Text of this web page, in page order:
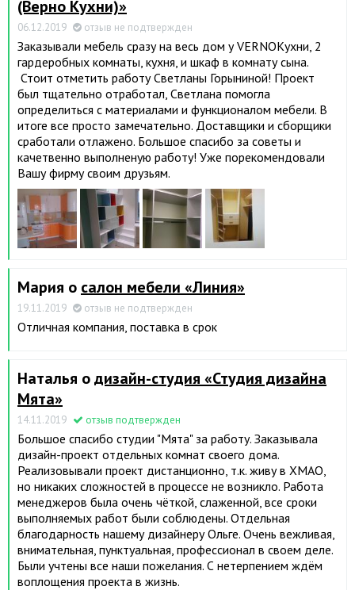
(Верно Кухни)»
06.12.2019 отзыв не подтвержден
Заказывали мебель сразу на весь дом у VERNOКухни, 2
гардеробных комнаты, кухня, и шкаф в комнату сына.
Стоит отметить работу Светланы Горыниной! Проект
был тщательно отработал, Светлана помогла
определиться с материалами и функционалом мебели. В
итоге все просто замечательно. Доставщики и сборщики
сработали отлажено. Большое спасибо за советы и
качетвенно выполненую работу! Уже порекомендовали
Вашу фирму своим друзьям.
Мария о салон мебели «Линия»
19.11.2019 отзыв не подтвержден
Отличная компания, поставка в срок
Наталья одизайн-студия «Студия дизайна
Мята»
14.11.2019 отзыв подтвержден
Большое спасибо студии "Мята" за работу. Заказывала
дизайн-проект отдельных комнат своего дома.
Реализовывали проект дистанционно, т.к. живу в ХМАО,
но никаких сложностей в процессе не возникло. Работа
менеджеров была очень чёткой, слаженной, все сроки
выполняемых работ были соблюдены. Отдельная
благодарность нашему дизайнеру Ольге. Очень вежливая,
внимательная, пунктуальная, профессионал в своем деле.
Были учтены все наши пожелания. С нетерпением ждём
воплощения проекта в жизнь.